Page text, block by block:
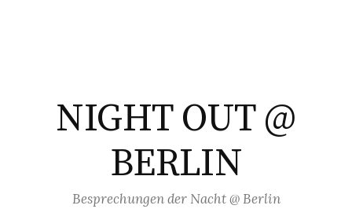
NIGHT OUT @
BERLIN
Besprechungen der Nacht @ Berlin